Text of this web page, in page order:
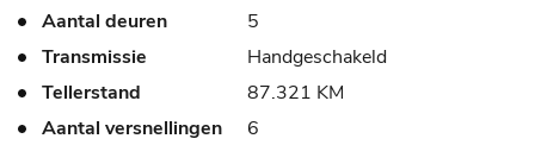
Aantal deuren
5
Transmissie
Handgeschakeld
Tellerstand
87.321 KM
Aantal versnellingen
6